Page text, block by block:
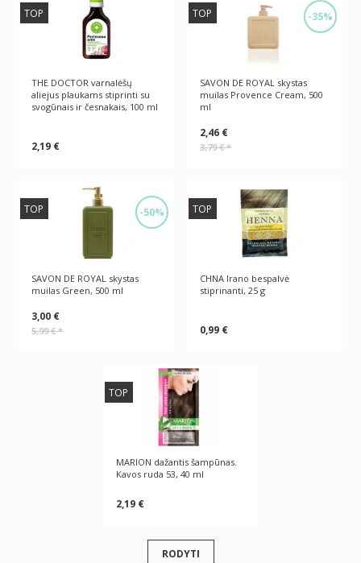
TOP
THE DOCTOR varnalėšų
aliejus plaukams stiprinti su
svogūnais ir česnakais, 100 ml
2,19 €
-35%
TOP
SAVON DE ROYAL skystas
muilas Provence Cream, 500
ml
2,46 €
3,79 €*
-50%
TOP
SAVON DE ROYAL skystas
muilas Green, 500 ml
3,00 €
5,99 €*
TOP
CHNA Irano bespalvė
stiprinanti, 25 g
0,99 €
TOP
MARION dažantis šampūnas.
Kavos ruda 53, 40 ml
2,19 €
RODYTI